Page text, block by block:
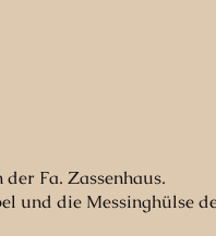
Fa. Zassenhaus.
und die Messinghülse